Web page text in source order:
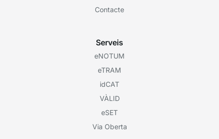
Contacte
Serveis
eNOTUM
eTRAM
idCAT
VÀLID
eSET
Via Oberta